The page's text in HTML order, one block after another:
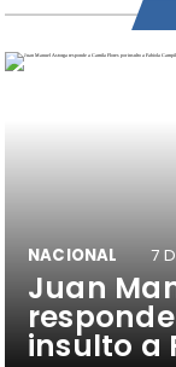
Juan
insulto a
NACIONAL 7